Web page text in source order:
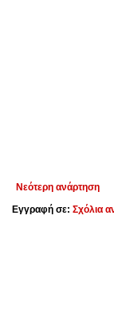
Νεότερη ανάρτηση
Εγγραφή σε: Σχόλια